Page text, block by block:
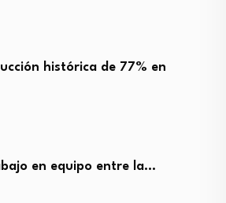
histórica de 77% en
en equipo entre la…